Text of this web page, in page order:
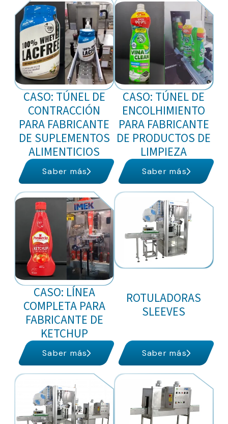
CASO: TÚNEL DE
CONTRACCIÓN
PARA FABRICANTE
DE SUPLEMENTOS
ALIMENTICIOS
Saber más
CASO: TÚNEL DE
ENCOLHIMIENTO
PARA FABRICANTE
DE PRODUCTOS DE
LIMPIEZA
Saber más
CASO: LÍNEA
COMPLETA PARA
FABRICANTE DE
KETCHUP
Saber más
ROTULADORAS
SLEEVES
Saber más